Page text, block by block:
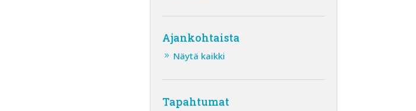
Ajankohtaista
Näytä kaikki
Tapahtumat